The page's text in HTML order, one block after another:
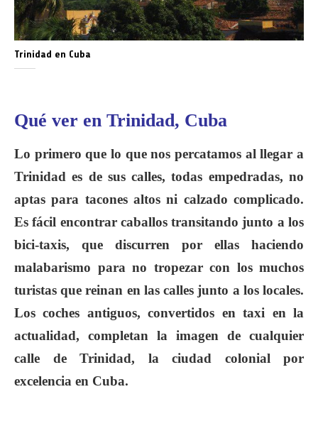
Trinidad en Cuba
Qué ver en Trinidad, Cuba
Lo primero que lo que nos percatamos al llegar a
Trinidad es de sus calles, todas empedradas, no
aptas para tacones altos ni calzado complicado.
Es fácil encontrar caballos transitando junto a los
bici-taxis, que discurren por ellas haciendo
malabarismo para no tropezar con los muchos
turistas que reinan en las calles junto a los locales.
Los coches antiguos, convertidos en taxi en la
actualidad, completan la imagen de cualquier
calle de Trinidad, la ciudad colonial por
excelencia en Cuba.